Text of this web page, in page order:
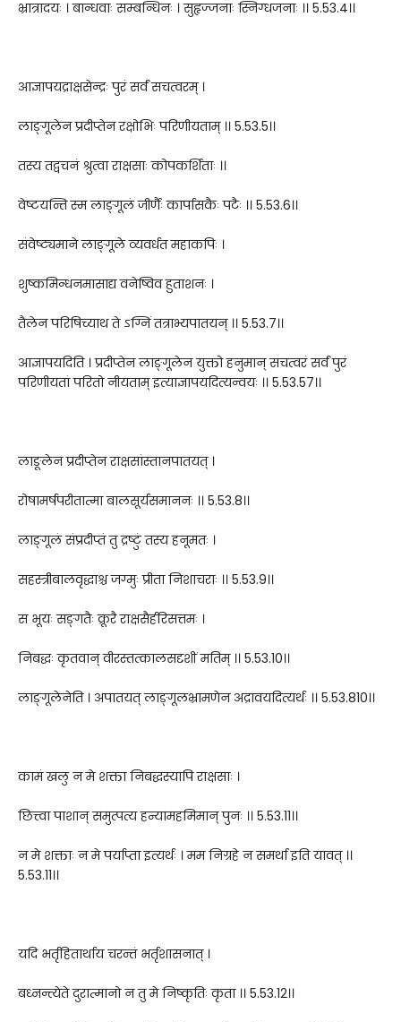
भ्रात्रादयः । बान्धवाः सम्बन्धिनः । सुहृज्जनाः स्निग्धजनाः ।। 5.53.4।।
आज्ञापयद्राक्षसेन्द्रः पुरं सर्वं सचत्वरम् ।
लाङ्गूलेन प्रदीप्तेन रक्षोभिः परिणीयताम् ।। 5.53.5।।
तस्य तद्वचनं श्रुत्वा राक्षसाः कोपकर्शिताः ।।
वेष्टयन्ति स्म लाङ्गूलं जीर्णैः कार्पासकैः पटैः ।। 5.53.6।।
संवेष्ट्यमाने लाङ्गूले व्यवर्धत महाकपिः ।
शुष्कमिन्धनमासाद्य वनेष्विव हुताशनः ।
तैलेन परिषिच्याथ ते ऽग्निं तत्राभ्यपातयन् ।। 5.53.7।।
आज्ञापयदिति । प्रदीप्तेन लाङ्गूलेन युक्तो हनुमान् सचत्वरं सर्वं पुरं
परिणीयतां परितो नीयताम् इत्याज्ञापयदित्यन्वयः ।। 5.53.57।।
लाङूलेन प्रदीप्तेन राक्षसांस्तानपातयत् ।
रोषामर्षपरीतात्मा बालसूर्यसमाननः ।। 5.53.8।।
लाङ्गूलं संप्रदीप्तं तु द्रष्टुं तस्य हनूमतः ।
सहस्त्रीबालवृद्धाश्च जग्मुः प्रीता निशाचराः ।। 5.53.9।।
स भूयः सङ्गतैः क्रूरै राक्षसैर्हरिसत्तमः ।
निबद्धः कृतवान् वीरस्तत्कालसदृशीं मतिम् ।। 5.53.10।।
लाङ्गूलेनेति । अपातयत् लाङ्गूलभ्रामणेन अद्रावयदित्यर्थः ।। 5.53.810।।
कामं खलु न मे शक्ता निबद्धस्यापि राक्षसाः ।
छित्त्वा पाशान् समुत्पत्य हन्यामहमिमान् पुनः ।। 5.53.11।।
न मे शक्ताः न मे पर्याप्ता इत्यर्थः । मम निग्रहे न समर्था इति यावत् ।।
5.53.11।।
यदि भर्तृहितार्थाय चरन्तं भर्तृशासनात् ।
बध्नन्त्येते दुरात्मानो न तु मे निष्कृतिः कृता ।। 5.53.12।।